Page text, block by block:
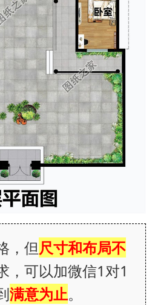
，但尺寸和布局不
，可以加微信1对1
满意为止。